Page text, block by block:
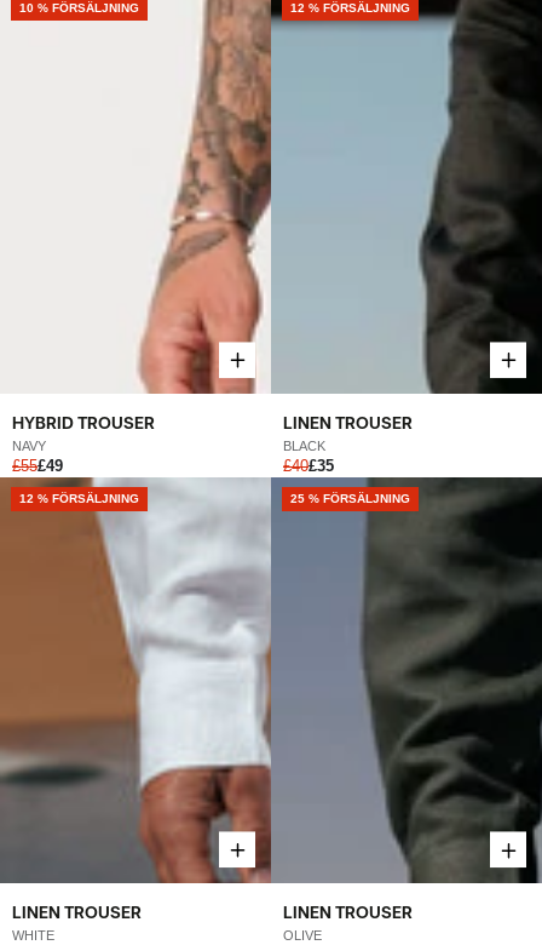
HYBRID TROUSER
NAVY
£55£49
NEW
10 % FÖRSÄLJNING
LINEN TROUSER
BLACK
£40£35
12 % FÖRSÄLJNING
LINEN TROUSER
WHITE
12 % FÖRSÄLJNING
LINEN TROUSER
OLIVE
25 % FÖRSÄLJNING